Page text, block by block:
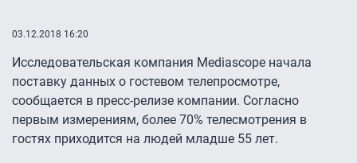
03.12.2018 16:20
Исследовательская компания Mediascope начала
поставку данных о гостевом телепросмотре,
сообщается в пресс-релизе компании. Согласно
первым измерениям, более 70% телесмотрения в
гостях приходится на людей младше 55 лет.